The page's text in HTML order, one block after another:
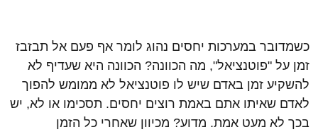
כשמדובר במערכות יחסים נהוג לומר אף פעם אל תבזבז
זמן על "פוטנציאל", מה הכוונה? הכוונה היא שעדיף לא
להשקיע זמן באדם שיש לו פוטנציאל לא ממומש להפוך
לאדם שאיתו אתם באמת רוצים יחסים. תסכימו או לא, יש
בכך לא מעט אמת. מדוע? מכיוון שאחרי כל הזמן